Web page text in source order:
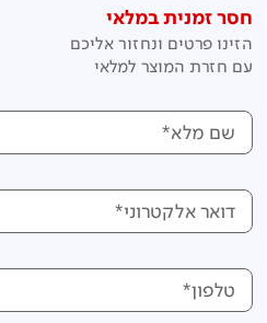
חסר זמנית במלאי
הזינו פרטים ונחזור אליכם
עם חזרת המוצר למלאי
שם מלא*
דואר אלקטרוני*
טלפון*